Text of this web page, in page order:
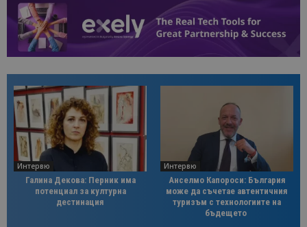
Интервю
Галина Декова: Перник има
потенциал за културна
дестинация
Интервю
Анселмо Капороси: България
може да съчетае автентичния
туризъм с технологиите на
бъдещето